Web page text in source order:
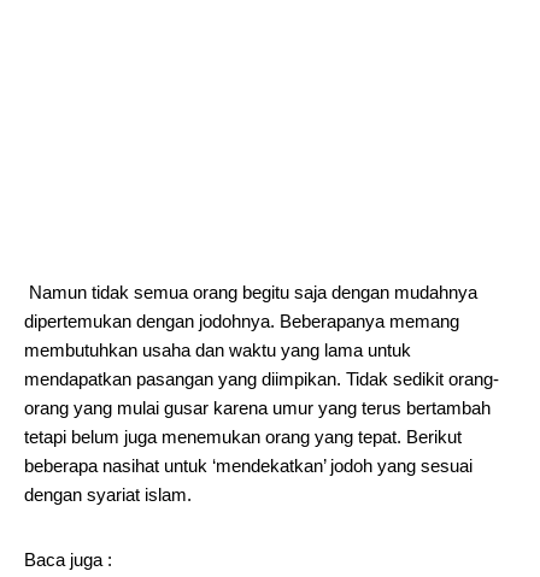
Namun tidak semua orang begitu saja dengan mudahnya
dipertemukan dengan jodohnya. Beberapanya memang
membutuhkan usaha dan waktu yang lama untuk
mendapatkan pasangan yang diimpikan. Tidak sedikit orang-
orang yang mulai gusar karena umur yang terus bertambah
tetapi belum juga menemukan orang yang tepat. Berikut
beberapa nasihat untuk ‘mendekatkan’ jodoh yang sesuai
dengan syariat islam.
Baca juga :